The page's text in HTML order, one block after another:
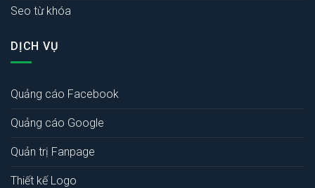
Seo từ khóa
DỊCH VỤ
Quảng cáo Facebook
Quảng cáo Google
Quản trị Fanpage
Thiết kế Logo